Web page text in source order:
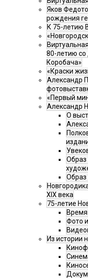
Яков
рождения
К 75-летию
80-летию со
Коробача»
«Краски
Александр
«Первый
Александр
О
Образ
Образ
XIX века
75-летие
Время
Фото
Из истории